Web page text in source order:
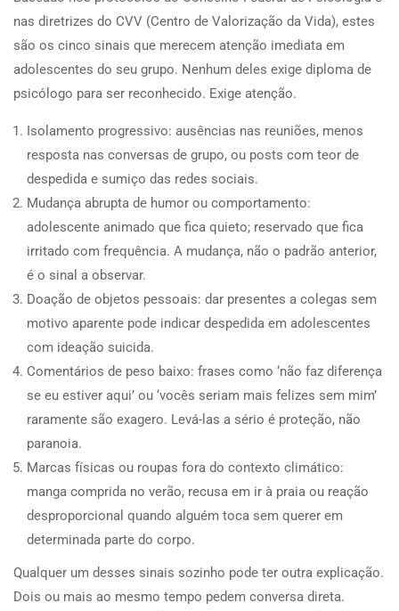
nas diretrizes do CVV (Centro de Valorização da Vida), estes
são os cinco sinais que merecem atenção imediata em
adolescentes do seu grupo. Nenhum deles exige diploma de
psicólogo para ser reconhecido. Exige atenção.
Isolamento progressivo: ausências nas reuniões, menos
resposta nas conversas de grupo, ou posts com teor de
despedida e sumiço das redes sociais.
Mudança abrupta de humor ou comportamento:
adolescente animado que fica quieto; reservado que fica
irritado com frequência. A mudança, não o padrão anterior,
é o sinal a observar.
Doação de objetos pessoais: dar presentes a colegas sem
motivo aparente pode indicar despedida em adolescentes
com ideação suicida.
Comentários de peso baixo: frases como ‘não faz diferença
se eu estiver aqui’ ou ‘vocês seriam mais felizes sem mim’
raramente são exagero. Levá-las a sério é proteção, não
paranoia.
Marcas físicas ou roupas fora do contexto climático:
manga comprida no verão, recusa em ir à praia ou reação
desproporcional quando alguém toca sem querer em
determinada parte do corpo.
Qualquer um desses sinais sozinho pode ter outra explicação.
Dois ou mais ao mesmo tempo pedem conversa direta.